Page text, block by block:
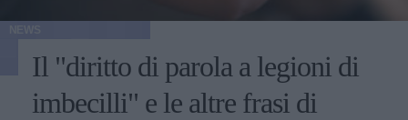
Il "diritto di parola a legioni di
imbecilli" e le altre frasi di